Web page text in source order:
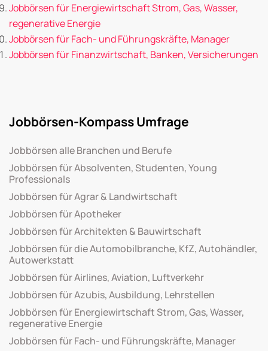
Jobbörsen für Energiewirtschaft Strom, Gas, Wasser,
regenerative Energie
Jobbörsen für Fach- und Führungskräfte, Manager
Jobbörsen für Finanzwirtschaft, Banken, Versicherungen
Jobbörsen-Kompass Umfrage
Jobbörsen alle Branchen und Berufe
Jobbörsen für Absolventen, Studenten, Young
Professionals
Jobbörsen für Agrar & Landwirtschaft
Jobbörsen für Apotheker
Jobbörsen für Architekten & Bauwirtschaft
Jobbörsen für die Automobilbranche, KfZ, Autohändler,
Autowerkstatt
Jobbörsen für Airlines, Aviation, Luftverkehr
Jobbörsen für Azubis, Ausbildung, Lehrstellen
Jobbörsen für Energiewirtschaft Strom, Gas, Wasser,
regenerative Energie
Jobbörsen für Fach- und Führungskräfte, Manager